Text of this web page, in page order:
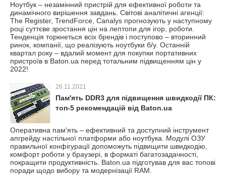
Ноутбук – незамінний пристрій для ефективної роботи та
динамічного вирішення завдань. Світові аналітичні агенції:
The Register, TrendForce, Canalys прогнозують у наступному
році суттєве зростання цін на лептопи для ігор, роботи.
Тенденція торкнеться всіх брендів і поступово – вторинний
ринок, компанії, що реалізують ноутбуки б/у. Останній
квартал року – вдалий момент для покупки портативних
пристроїв в Baton.ua перед тотальним підвищенням цін у
2022!
26.11.2021
Пам'ять DDR3 для підвищення швидкодії ПК:
топ-5 рекомендацій від Baton.ua
Оперативна пам'ять – ефективний та доступний інструмент
апгрейду настільної платформи або ноутбука. Модулі ОЗУ
правильної конфігурації допоможуть підвищити швидкодію,
комфорт роботи у браузері, в форматі багатозадачності,
покращити продуктивність. Baton.ua підготував для вас топові
поради щодо вибору та модернізації RAM.